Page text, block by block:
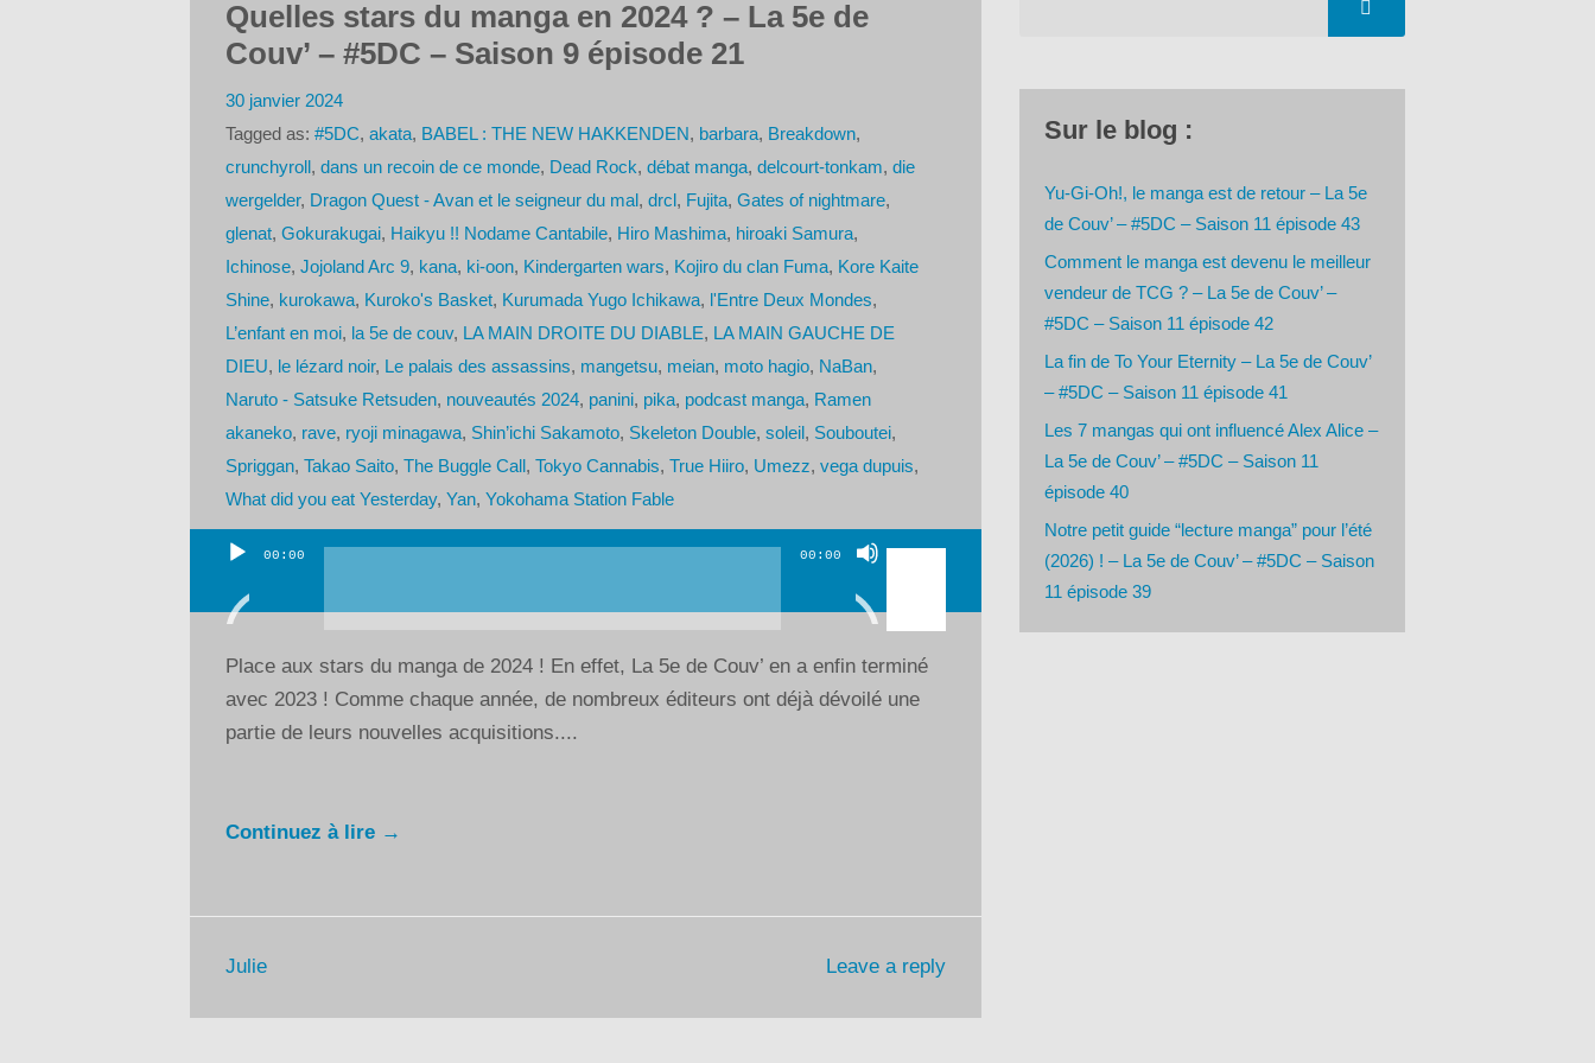
Quelles stars du manga en 2024 ? – La 5e de
Couv’ – #5DC – Saison 9 épisode 21
30 janvier 2024
Tagged as: #5DC, akata, BABEL : THE NEW HAKKENDEN, barbara, Breakdown,
crunchyroll, dans un recoin de ce monde, Dead Rock, débat manga, delcourt-tonkam, die
wergelder, Dragon Quest - Avan et le seigneur du mal, drcl, Fujita, Gates of nightmare,
glenat, Gokurakugai, Haikyu !! Nodame Cantabile, Hiro Mashima, hiroaki Samura,
Ichinose, Jojoland Arc 9, kana, ki-oon, Kindergarten wars, Kojiro du clan Fuma, Kore Kaite
Shine, kurokawa, Kuroko's Basket, Kurumada Yugo Ichikawa, l'Entre Deux Mondes,
L’enfant en moi, la 5e de couv, LA MAIN DROITE DU DIABLE, LA MAIN GAUCHE DE
DIEU, le lézard noir, Le palais des assassins, mangetsu, meian, moto hagio, NaBan,
Naruto - Satsuke Retsuden, nouveautés 2024, panini, pika, podcast manga, Ramen
akaneko, rave, ryoji minagawa, Shin’ichi Sakamoto, Skeleton Double, soleil, Souboutei,
Spriggan, Takao Saito, The Buggle Call, Tokyo Cannabis, True Hiiro, Umezz, vega dupuis,
What did you eat Yesterday, Yan, Yokohama Station Fable
Lecteur
audio
00:00 00:00
Utilisez
flèches
pour
augmenter
Place aux stars du manga de 2024 ! En effet, La 5e de Couv’ en a enfin terminé
avec 2023 ! Comme chaque année, de nombreux éditeurs ont déjà dévoilé une
partie de leurs nouvelles acquisitions....
Continuez à lire →
Leave a reply
Julie
Sur le blog :
Yu-Gi-Oh!, le manga est de retour – La 5e
de Couv’ – #5DC – Saison 11 épisode 43
Comment le manga est devenu le meilleur
vendeur de TCG ? – La 5e de Couv’ –
#5DC – Saison 11 épisode 42
La fin de To Your Eternity – La 5e de Couv’
– #5DC – Saison 11 épisode 41
Les 7 mangas qui ont influencé Alex Alice –
La 5e de Couv’ – #5DC – Saison 11
épisode 40
Notre petit guide “lecture manga” pour l’été
(2026) ! – La 5e de Couv’ – #5DC – Saison
11 épisode 39